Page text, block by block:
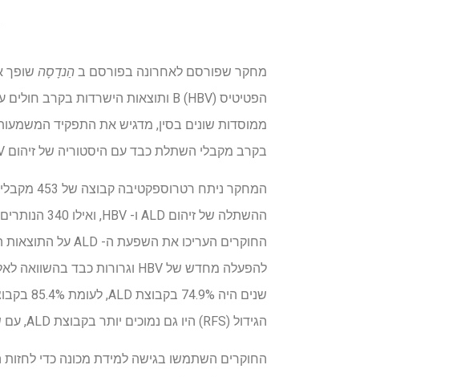
מחקר שפורסם לאחרונה בפורסם ב הַנדָסָה
בקרב מקבלי השתלת כבד עם היסטוריה של זיהום HBV.
הגידול (RFS) היו גם נמוכים יותר בקבוצת ALD, עם שיעורי 56.2% ו- 47.8% בהתאמה, לעומת 70.5% ו 63.3% בקבוצה הלא-אל-אל.